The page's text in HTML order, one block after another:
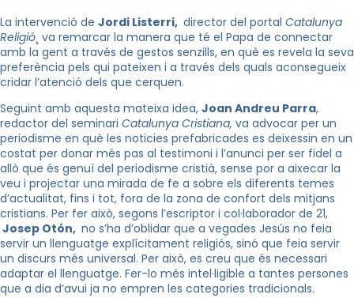
La intervenció de Jordi Listerri, director del portal Catalunya
Religió¸ va remarcar la manera que té el Papa de connectar
amb la gent a través de gestos senzills, en què es revela la seva
preferència pels qui pateixen i a través dels quals aconsegueix
cridar l’atenció dels que cerquen.
Seguint amb aquesta mateixa idea, Joan Andreu Parra,
redactor del seminari Catalunya Cristiana, va advocar per un
periodisme en què les noticies prefabricades es deixessin en un
costat per donar més pas al testimoni i l’anunci per ser fidel a
allò que és genuí del periodisme cristià, sense por a aixecar la
veu i projectar una mirada de fe a sobre els diferents temes
d’actualitat, fins i tot, fora de la zona de confort dels mitjans
cristians. Per fer això, segons l’escriptor i col·laborador de 21,
Josep Otón, no s’ha d’oblidar que a vegades Jesús no feia
servir un llenguatge explícitament religiós, sinó que feia servir
un discurs més universal. Per això, es creu que és necessari
adaptar el llenguatge. Fer-lo més intel·ligible a tantes persones
que a dia d’avui ja no empren les categories tradicionals.